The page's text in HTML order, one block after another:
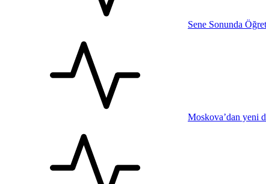
Sene Sonunda
Moskova’dan yeni